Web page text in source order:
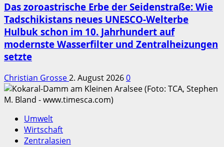
Das zoroastrische Erbe der Seidenstraße: Wie
Tadschikistans neues UNESCO-Welterbe
Hulbuk schon im 10. Jahrhundert auf
modernste Wasserfilter und Zentralheizungen
setzte
Christian Grosse2. August 20260
Umwelt
Wirtschaft
Zentralasien